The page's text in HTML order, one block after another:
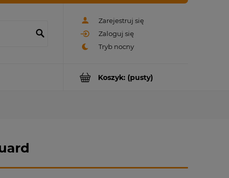
Zarejestruj się
Zaloguj się
Koszyk: (pusty)